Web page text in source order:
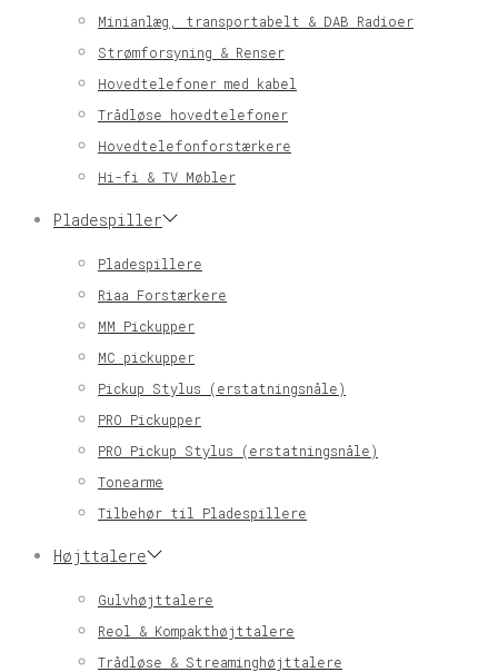
Minianlæg, transportabelt & DAB Radioer
Strømforsyning & Renser
Hovedtelefoner med kabel
Trådløse hovedtelefoner
Hovedtelefonforstærkere
Hi-fi & TV Møbler
Pladespiller
Pladespillere
Riaa Forstærkere
MM Pickupper
MC pickupper
Pickup Stylus (erstatningsnåle)
PRO Pickupper
PRO Pickup Stylus (erstatningsnåle)
Tonearme
Tilbehør til Pladespillere
Højttalere
Gulvhøjttalere
Reol & Kompakthøjttalere
Trådløse & Streaminghøjttalere